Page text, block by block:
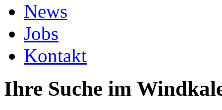
News
Jobs
Kontakt
Ihre Suche im